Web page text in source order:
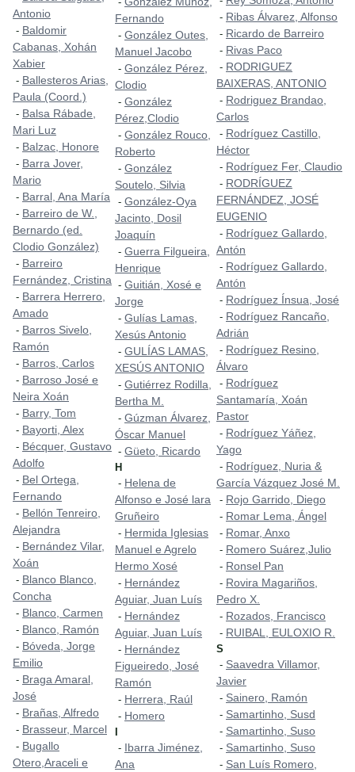
Antonio
- Baldomir
Cabanas, Xohán
Xabier
- Ballesteros Arias,
Paula (Coord.)
- Balsa Rábade,
Mari Luz
- Balzac, Honore
- Barra Jover,
Mario
- Barral, Ana María
- Barreiro de W.,
Bernardo (ed.
Clodio González)
- Barreiro
Fernández, Cristina
- Barrera Herrero,
Amado
- Barros Sivelo,
Ramón
- Barros, Carlos
- Barroso José e
Neira Xoán
- Barry, Tom
- Bayorti, Alex
- Bécquer, Gustavo
Adolfo
- Bel Ortega,
Fernando
- Bellón Tenreiro,
Alejandra
- Bernández Vilar,
Xoán
- Blanco Blanco,
Concha
- Blanco, Carmen
- Blanco, Ramón
- Bóveda, Jorge
Emilio
- Braga Amaral,
José
- Brañas, Alfredo
- Brasseur, Marcel
- Bugallo
Otero,Araceli e
Fernando
- González Outes,
Manuel Jacobo
- González Pérez,
Clodio
- González
Pérez,Clodio
- González Rouco,
Roberto
- González
Soutelo, Silvia
- González-Oya
Jacinto, Dosil
Joaquín
- Guerra Filgueira,
Henrique
- Guitián, Xosé e
Jorge
- Gulías Lamas,
Xesús Antonio
- GULÍAS LAMAS,
XESÚS ANTONIO
- Gutiérrez Rodilla,
Bertha M.
- Gúzman Álvarez,
Óscar Manuel
- Güeto, Ricardo
H
- Helena de
Alfonso e José lara
Gruñeiro
- Hermida Iglesias
Manuel e Agrelo
Hermo Xosé
- Hernández
Aguiar, Juan Luís
- Hernández
Aguiar, Juan Luís
- Hernández
Figueiredo, José
Ramón
- Herrera, Raúl
- Homero
- Ibarra Jiménez,
Ana
- Ribas Álvarez, Alfonso
- Ricardo de Barreiro
- Rivas Paco
- RODRIGUEZ
BAIXERAS, ANTONIO
- Rodriguez Brandao,
Carlos
- Rodríguez Castillo,
Héctor
- Rodríguez Fer, Claudio
- RODRÍGUEZ
FERNÁNDEZ, JOSÉ
EUGENIO
- Rodríguez Gallardo,
Antón
- Rodríguez Gallardo,
Antón
- Rodríguez Ínsua, José
- Rodríguez Rancaño,
Adrián
- Rodríguez Resino,
Álvaro
- Rodríguez
Santamaría, Xoán
Pastor
- Rodríguez Yáñez,
Yago
- Rodríguez, Nuria &
García Vázquez José M.
- Rojo Garrido, Diego
- Romar Lema, Ángel
- Romar, Anxo
- Romero Suárez,Julio
- Ronsel Pan
- Rovira Magariños,
Pedro X.
- Rozados, Francisco
- RUIBAL, EULOXIO R.
S
- Saavedra Villamor,
Javier
- Sainero, Ramón
- Samartinho, Susd
- Samartinho, Suso
- Samartinho, Suso
- San Luís Romero,